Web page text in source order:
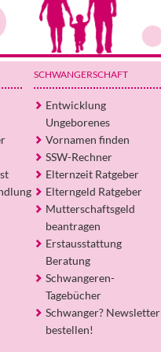
SCHWANGERSCHAFT
Entwicklung
Ungeborenes
Vornamen finden
SSW-Rechner
Elternzeit Ratgeber
Elterngeld Ratgeber
Mutterschaftsgeld
beantragen
Erstausstattung
Beratung
Schwangeren-
Tagebücher
Schwanger? Newsletter
bestellen!